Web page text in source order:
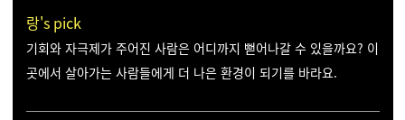
랑's pick
기회와 자극제가 주어진 사람은 어디까지 뻗어나갈 수 있을까요? 이
곳에서 살아가는 사람들에게 더 나은 환경이 되기를 바라요.